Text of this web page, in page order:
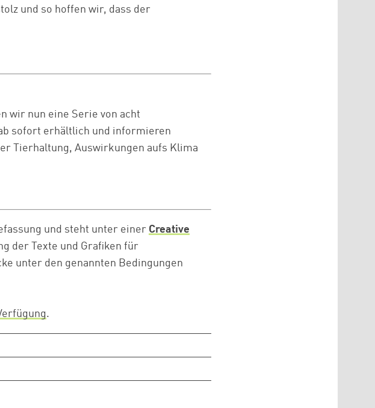
und so hoffen wir, dass der
wir nun eine Serie von acht
sofort erhältlich und informieren
Tierhaltung, Auswirkungen aufs Klima
und steht unter einer Creative
der Texte und Grafiken für
unter den genannten Bedingungen
.